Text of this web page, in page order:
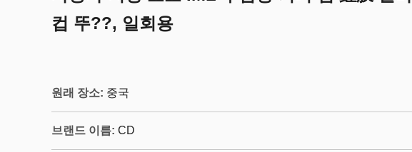
컵 뚜??, 일회용
원래 장소: 중국
브랜드 이름: CD